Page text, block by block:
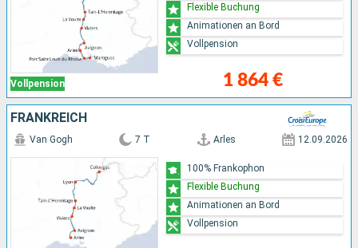
Vollpension 1 864 €
Flexible Buchung
Animationen an Bord
Vollpension
FRANKREICH
Van Gogh 7 T Arles 12.09.2026
100% Frankophon
Flexible Buchung
Animationen an Bord
Vollpension